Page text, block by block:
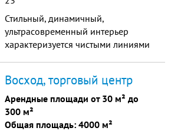
Стильный, динамичный,
ультрасовременный интерьер
характеризуется чистыми линиями
Восход, торговый центр
Арендные площади от 30 м² до
300 м²
Общая площадь: 4000 м²